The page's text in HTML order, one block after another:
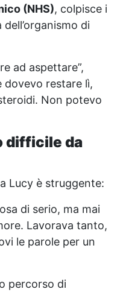
(NHS), colpisce i
di
ad aspettare”,
dovevo restare lì,
Non potevo
difficile da
Lucy è struggente:
di serio, ma mai
Lavorava tanto,
le parole per un
percorso di